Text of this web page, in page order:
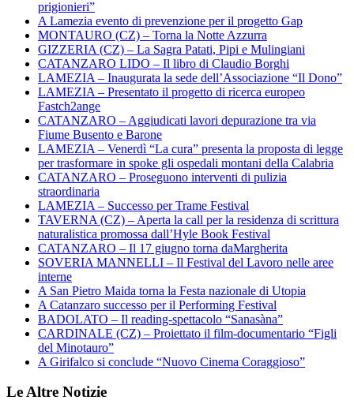
prigionieri”
A Lamezia evento di prevenzione per il progetto Gap
MONTAURO (CZ) – Torna la Notte Azzurra
GIZZERIA (CZ) – La Sagra Patati, Pipi e Mulingiani
CATANZARO LIDO – Il libro di Claudio Borghi
LAMEZIA – Inaugurata la sede dell’Associazione “Il Dono”
LAMEZIA – Presentato il progetto di ricerca europeo
Fastch2ange
CATANZARO – Aggiudicati lavori depurazione tra via
Fiume Busento e Barone
LAMEZIA – Venerdì “La cura” presenta la proposta di legge
per trasformare in spoke gli ospedali montani della Calabria
CATANZARO – Proseguono interventi di pulizia
straordinaria
LAMEZIA – Successo per Trame Festival
TAVERNA (CZ) – Aperta la call per la residenza di scrittura
naturalistica promossa dall’Hyle Book Festival
CATANZARO – Il 17 giugno torna daMargherita
SOVERIA MANNELLI – Il Festival del Lavoro nelle aree
interne
A San Pietro Maida torna la Festa nazionale di Utopia
A Catanzaro successo per il Performing Festival
BADOLATO – Il reading-spettacolo “Sanasàna”
CARDINALE (CZ) – Proiettato il film-documentario “Figli
del Minotauro”
A Girifalco si conclude “Nuovo Cinema Coraggioso”
Le Altre Notizie